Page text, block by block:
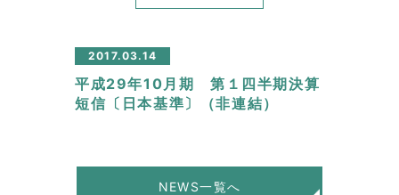
2017.03.14
平成29年10月期 第１四半期決算
短信〔日本基準〕（非連結）
NEWS一覧へ